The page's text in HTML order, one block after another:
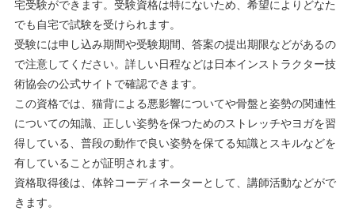
宅受験ができます。受験資格は特にないため、希望によりどなた
でも自宅で試験を受けられます。
受験には申し込み期間や受験期間、答案の提出期限などがあるの
で注意してください。詳しい日程などは日本インストラクター技
術協会の公式サイトで確認できます。
この資格では、猫背による悪影響についてや骨盤と姿勢の関連性
についての知識、正しい姿勢を保つためのストレッチやヨガを習
得している、普段の動作で良い姿勢を保てる知識とスキルなどを
有していることが証明されます。
資格取得後は、体幹コーディネーターとして、講師活動などがで
きます。